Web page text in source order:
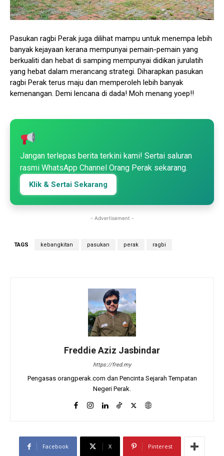
Pasukan ragbi Perak juga dilihat mampu untuk menempa lebih
banyak kejayaan kerana mempunyai pemain-pemain yang
berkualiti dan hebat di samping mempunyai didikan jurulatih
yang hebat dalam merancang strategi. Diharapkan pasukan
ragbi Perak terus maju dan memperoleh lebih banyak
kemenangan. Demi lencana di dada! Moh menang yoep!!
Jangan terlepas berita terkini kami! Sertai saluran
rasmi WhatsApp Channel Orang Perak sekarang.
Klik & Sertai Sekarang
- Advertisement -
TAGS kebangkitan pasukan perak ragbi
Freddie Aziz Jasbindar
https://fred.my
Pengasas orangperak.com dan Pencinta Sejarah Tempatan
Negeri Perak.
Facebook X Pinterest